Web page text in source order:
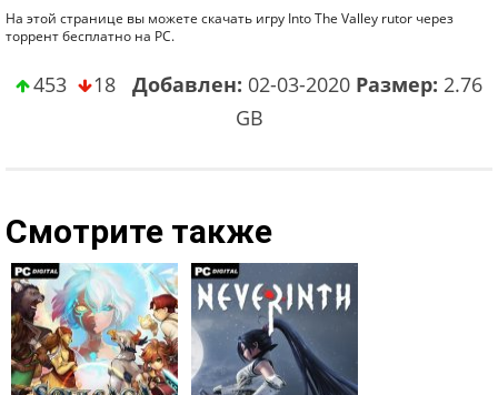
На этой странице вы можете скачать игру Into The Valley rutor через
торрент бесплатно на PC.
453 18 Добавлен: 02-03-2020 Размер: 2.76
GB
Смотрите также